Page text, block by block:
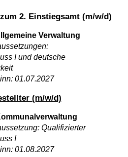
2. Einstiegsamt (m/w/d)
Verwaltung
I und deutsche
01.07.2027
(m/w/d)
Qualifizierter
I
01.08.2027